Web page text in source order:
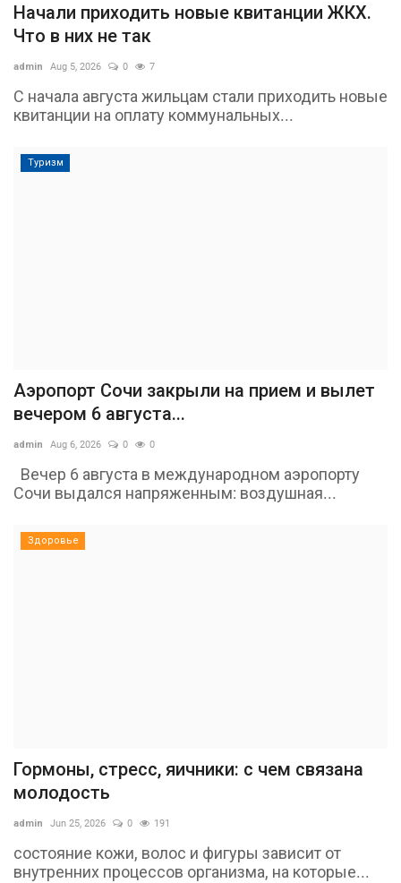
Начали приходить новые квитанции ЖКХ.
Что в них не так
admin Aug 5, 2026 0 7
С начала августа жильцам стали приходить новые
квитанции на оплату коммунальных...
Туризм
Аэропорт Сочи закрыли на прием и вылет
вечером 6 августа...
admin Aug 6, 2026 0 0
Вечер 6 августа в международном аэропорту
Сочи выдался напряженным: воздушная...
Здоровье
Гормоны, стресс, яичники: с чем связана
молодость
admin Jun 25, 2026 0 191
состояние кожи, волос и фигуры зависит от
внутренних процессов организма, на которые...